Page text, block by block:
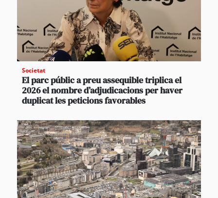
Societat
El parc públic a preu assequible triplica el
2026 el nombre d’adjudicacions per haver
duplicat les peticions favorables